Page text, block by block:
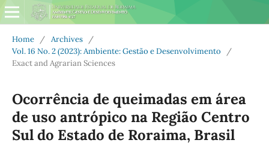
Home / Archives
/
Vol. 16 No. 2 (2023): Ambiente: Gestão e Desenvolvimento
/
Exact and Agrarian Sciences
Ocorrência de queimadas em área
de uso antrópico na Região Centro
Sul do Estado de Roraima, Brasil